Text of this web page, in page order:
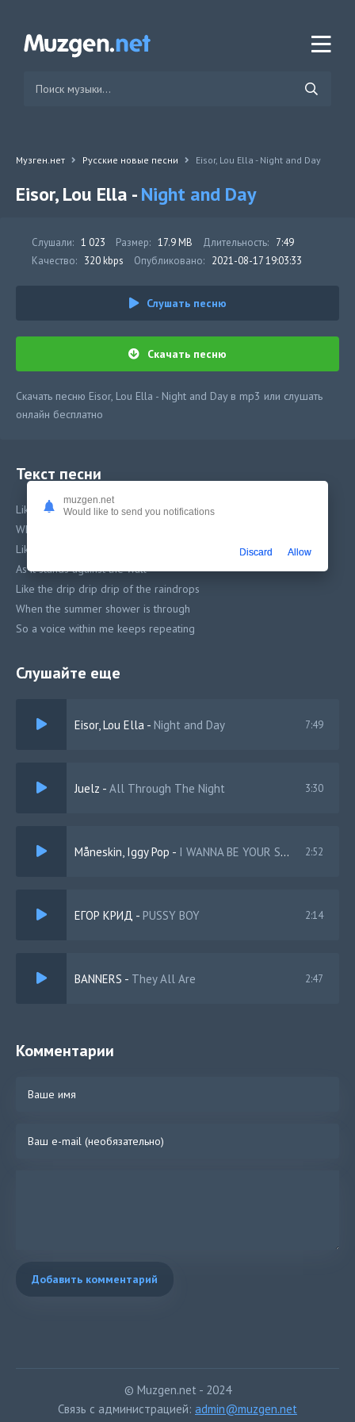
Музген.нет Русские новые песни Eisor, Lou Ella - Night and Day
Eisor, Lou Ella -Night and Day
Слушали: 1 023 Размер: 17.9 MB Длительность: 7:49
Качество: 320 kbps Опубликовано: 2021-08-17 19:03:33
Слушать песню
Скачать песню
Скачать песню Eisor, Lou Ella - Night and Day в mp3 или слушать
онлайн бесплатно
Текст песни
Like the beat beat beat of the tom-tom
When the jungle shadows fall
Like the tick tick tock of the stately clock
As it stands against the wall
Like the drip drip drip of the raindrops
When the summer shower is through
So a voice within me keeps repeating
Слушайте еще
Eisor, Lou Ella - Night and Day 7:49
Juelz - All Through The Night 3:30
Måneskin, Iggy Pop - I WANNA BE YOUR SLAVE 2:52
ЕГОР КРИД - PUSSY BOY 2:14
BANNERS - They All Are 2:47
Комментарии
Добавить комментарий
© Muzgen.net - 2024
Связь с администрацией: admin@muzgen.net
muzgen.net
Would like to send you notifications
Discard Allow